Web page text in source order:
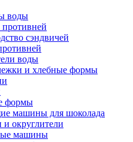
воды
сэндвичей
воды
и хлебные формы
формы
машины для шоколада
и округлители
машины